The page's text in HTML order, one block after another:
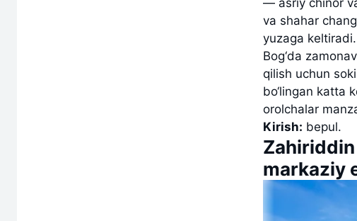
— asriy chinor
va shahar
yuzaga keltiradi.
Bog‘da
qilish uchun
bo‘lingan katta
orolchalar
Kirish: bepul.
markaziy